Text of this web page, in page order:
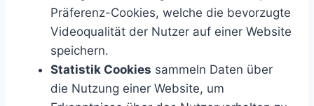
Präferenz-Cookies, welche die bevorzugte
Videoqualität der Nutzer auf einer Website
speichern.
Statistik Cookies sammeln Daten über
die Nutzung einer Website, um